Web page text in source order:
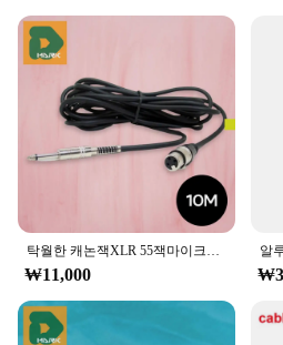
that you have the right cable
Whether you're connecting a
mouse, this set has got you
cables are also available in
purchase the quantity you
requirements. With this set,
convenience of having the
whether you're setting up a
upgrading your existing setup.
₩11,000